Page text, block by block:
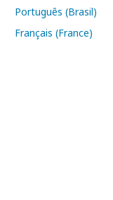
Português (Brasil)
Français (France)